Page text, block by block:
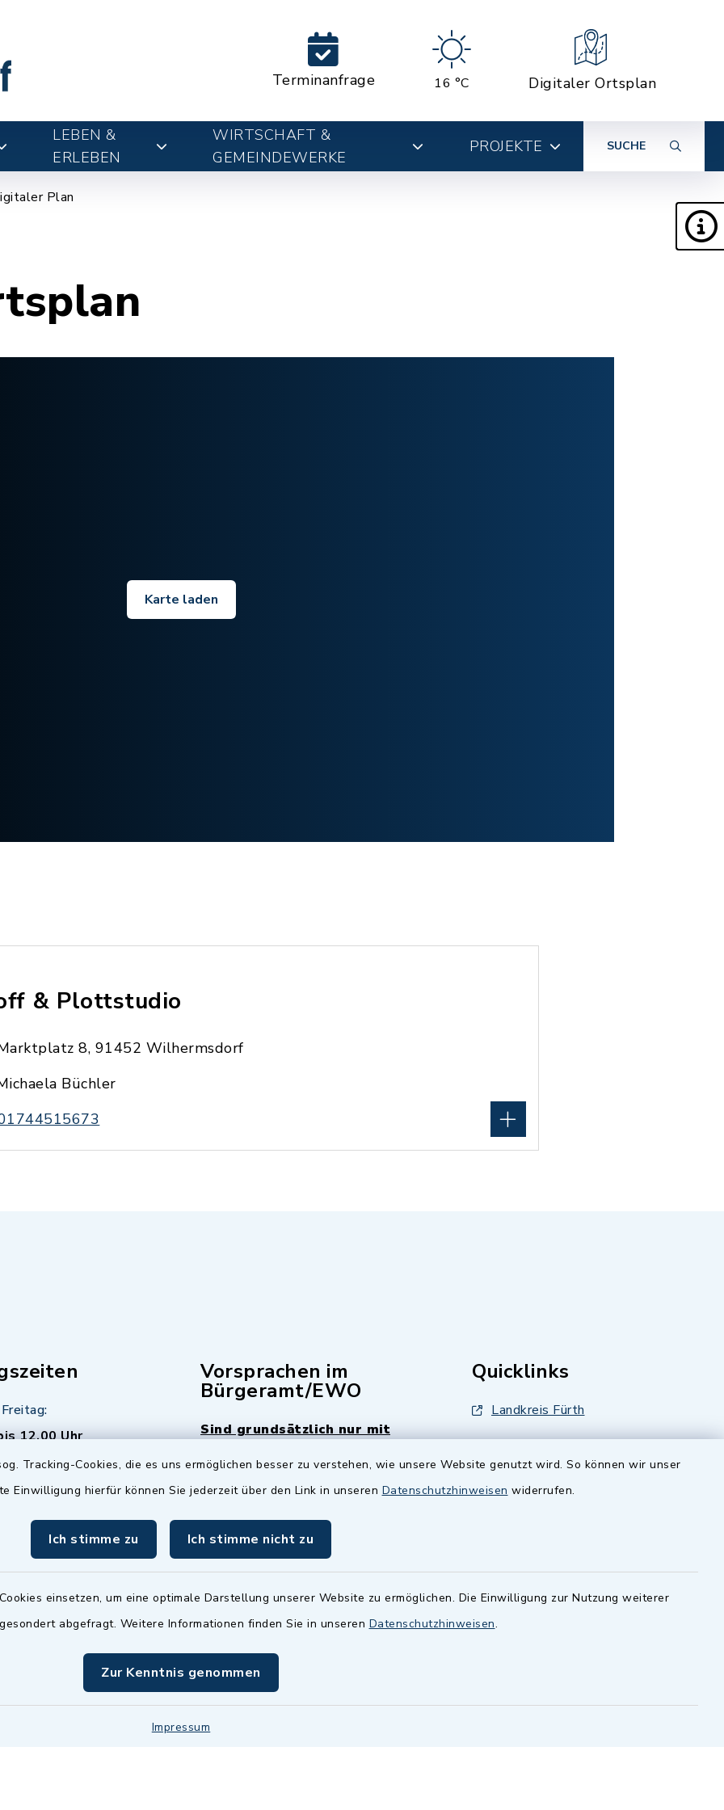
Tracking-Cookies, die es uns ermöglichen besser zu verstehen, wie unsere Website genutzt wird. So können wir unser
Einwilligung hierfür können Sie jederzeit über den Link in unseren Datenschutzhinweisen widerrufen.
Ich stimme zu Ich stimme nicht zu
einsetzen, um eine optimale Darstellung unserer Website zu ermöglichen. Die Einwilligung zur Nutzung weiterer
abgefragt. Weitere Informationen finden Sie in unseren Datenschutzhinweisen.
Zur Kenntnis genommen
Impressum
Terminanfrage 16 °C Digitaler Ortsplan
LEBEN &
ERLEBEN
WIRTSCHAFT &
GEMEINDEWERKE
PROJEKTE SUCHE
Plan
Karte laden
& Plottstudio
8, 91452 Wilhermsdorf
Büchler
12.00 Uhr
Uhr - allerdings
Termine sind
fragen Sie den
Sachbearbeiter)
Vorsprachen im
Bürgeramt/EWO
Sind grundsätzlich nur mit
Mittwochs geschlossen.
Quicklinks
Landkreis Fürth